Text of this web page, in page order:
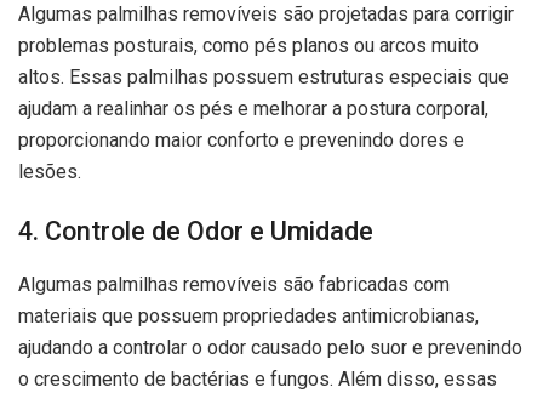
Algumas palmilhas removíveis são projetadas para corrigir
problemas posturais, como pés planos ou arcos muito
altos. Essas palmilhas possuem estruturas especiais que
ajudam a realinhar os pés e melhorar a postura corporal,
proporcionando maior conforto e prevenindo dores e
lesões.
4. Controle de Odor e Umidade
Algumas palmilhas removíveis são fabricadas com
materiais que possuem propriedades antimicrobianas,
ajudando a controlar o odor causado pelo suor e prevenindo
o crescimento de bactérias e fungos. Além disso, essas